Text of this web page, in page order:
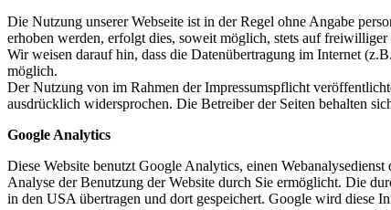
Die Nutzung unserer Webseite ist in der Regel ohne Angabe
erhoben werden, erfolgt dies, soweit möglich, stets auf
Wir weisen darauf hin, dass die Datenübertragung im Internet
möglich.
Der Nutzung von im Rahmen der Impressumspflicht
ausdrücklich widersprochen. Die Betreiber der Seiten behalten
Google Analytics
Diese Website benutzt Google Analytics, einen
Analyse der Benutzung der Website durch Sie ermöglicht. Die
in den USA übertragen und dort gespeichert. Google wird diese